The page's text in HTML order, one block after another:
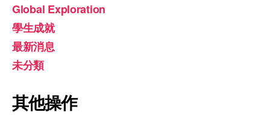
Global Exploration
學生成就
最新消息
未分類
其他操作